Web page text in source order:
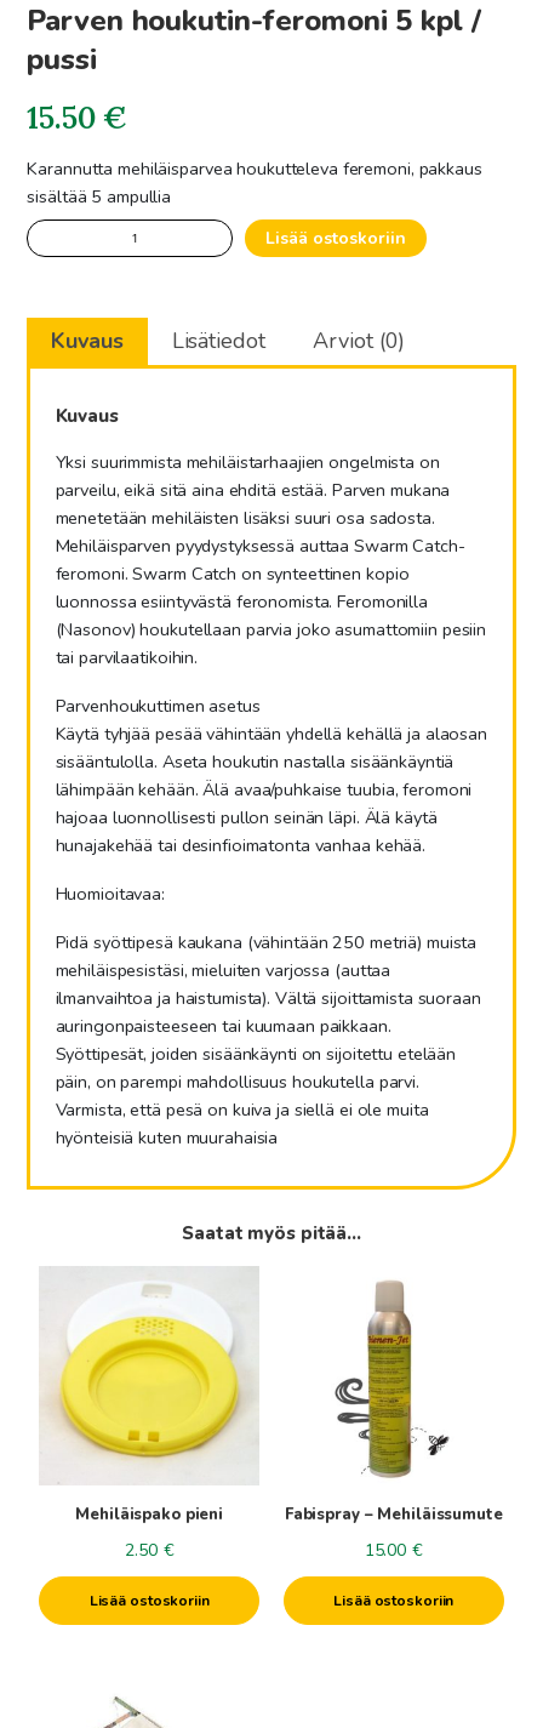
Parven houkutin-feromoni 5 kpl /
pussi
15.50€
Karannutta mehiläisparvea houkutteleva feremoni, pakkaus
sisältää 5 ampullia
Parven
houkutin-
5
/
määrä
Lisää ostoskoriin
Kuvaus Lisätiedot Arviot (0)
Kuvaus
Yksi suurimmista mehiläistarhaajien ongelmista on
parveilu, eikä sitä aina ehditä estää. Parven mukana
menetetään mehiläisten lisäksi suuri osa sadosta.
Mehiläisparven pyydystyksessä auttaa Swarm Catch-
feromoni. Swarm Catch on synteettinen kopio
luonnossa esiintyvästä feronomista. Feromonilla
(Nasonov) houkutellaan parvia joko asumattomiin pesiin
tai parvilaatikoihin.
Parvenhoukuttimen asetus
Käytä tyhjää pesää vähintään yhdellä kehällä ja alaosan
sisääntulolla. Aseta houkutin nastalla sisäänkäyntiä
lähimpään kehään. Älä avaa/puhkaise tuubia, feromoni
hajoaa luonnollisesti pullon seinän läpi. Älä käytä
hunajakehää tai desinfioimatonta vanhaa kehää.
Huomioitavaa:
Pidä syöttipesä kaukana (vähintään 250 metriä) muista
mehiläispesistäsi, mieluiten varjossa (auttaa
ilmanvaihtoa ja haistumista). Vältä sijoittamista suoraan
auringonpaisteeseen tai kuumaan paikkaan.
Syöttipesät, joiden sisäänkäynti on sijoitettu etelään
päin, on parempi mahdollisuus houkutella parvi.
Varmista, että pesä on kuiva ja siellä ei ole muita
hyönteisiä kuten muurahaisia
Saatat myös pitää...
Mehiläispako pieni
2.50 €
Lisää ostoskoriin
Fabispray – Mehiläissumute
15.00 €
Lisää ostoskoriin